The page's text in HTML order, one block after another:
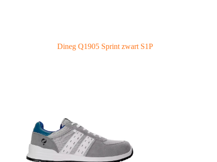
Dineg Q1905 Sprint zwart S1P